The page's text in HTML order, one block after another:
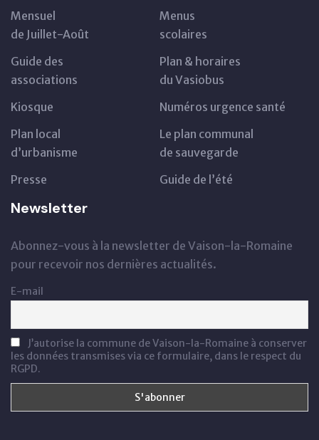
Mensuel
de Juillet-Août
Menus
scolaires
Guide des
associations
Plan & horaires
du Vasiobus
Kiosque
Numéros urgence santé
Plan local
d’urbanisme
Le plan communal
de sauvegarde
Presse
Guide de l’été
Newsletter
Abonnez-vous à la newsletter de Vaison-la-Romaine
pour recevoir nos dernières actualités.
E-mail
J’autorise la commune de Vaison-la-Romaine à conserver
les données transmises via ce formulaire, dans le respect du
RGPD.